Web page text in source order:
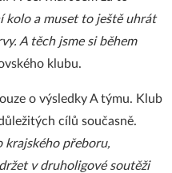
kolo a muset to ještě uhrát
A těch jsme si během
klubu.
o výsledky A týmu. Klub
cílů současně.
krajského přeboru,
v druholigové soutěži